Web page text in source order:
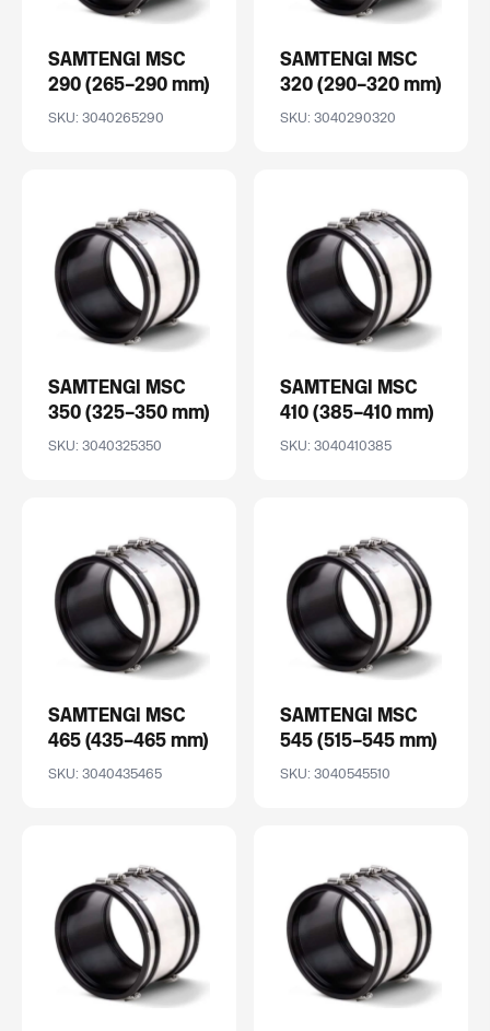
SAMTENGI MSC
290 (265–290 mm)
SKU: 3040265290
SAMTENGI MSC
320 (290–320 mm)
SKU: 3040290320
SAMTENGI MSC
350 (325–350 mm)
SKU: 3040325350
SAMTENGI MSC
410 (385–410 mm)
SKU: 3040410385
SAMTENGI MSC
465 (435–465 mm)
SKU: 3040435465
SAMTENGI MSC
545 (515–545 mm)
SKU: 3040545510